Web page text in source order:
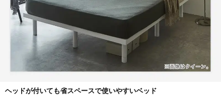
ヘッドが付いても省スペースで使いやすいベッド